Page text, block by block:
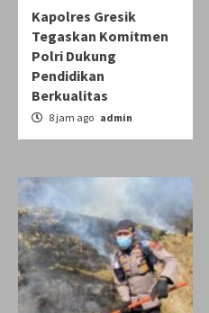
Kapolres Gresik
Tegaskan Komitmen
Polri Dukung
Pendidikan
Berkualitas
8 jam ago admin